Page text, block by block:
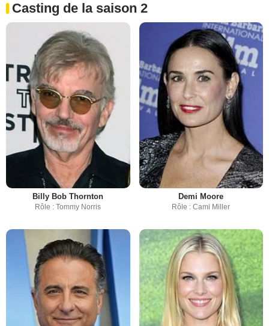
Casting de la saison 2
Billy Bob Thornton
Rôle : Tommy Norris
Demi Moore
Rôle : Cami Miller